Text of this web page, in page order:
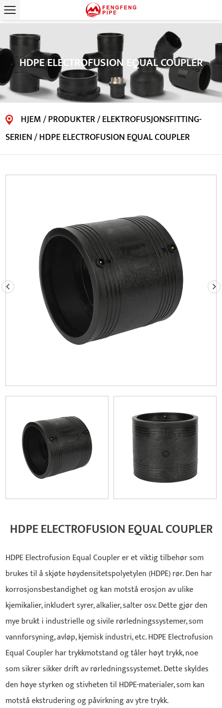
HDPE ELECTROFUSION EQUAL COUPLER
HJEM/PRODUKTER/ELEKTROFUSJONSFITTING-
SERIEN/HDPE ELECTROFUSION EQUAL COUPLER
HDPE ELECTROFUSION EQUAL COUPLER
HDPE Electrofusion Equal Coupler er et viktig tilbehør som
brukes til å skjøte høydensitetspolyetylen (HDPE) rør. Den har
korrosjonsbestandighet og kan motstå erosjon av ulike
kjemikalier, inkludert syrer, alkalier, salter osv. Dette gjør den
mye brukt i industrielle og sivile rørledningssystemer, som
vannforsyning, avløp, kjemisk industri, etc. HDPE Electrofusion
Equal Coupler har trykkmotstand og tåler høyt trykk, noe
som sikrer sikker drift av rørledningssystemet. Dette skyldes
den høye styrken og stivheten til HDPE-materialer, som kan
motstå ekstrudering og påvirkning av ytre trykk.